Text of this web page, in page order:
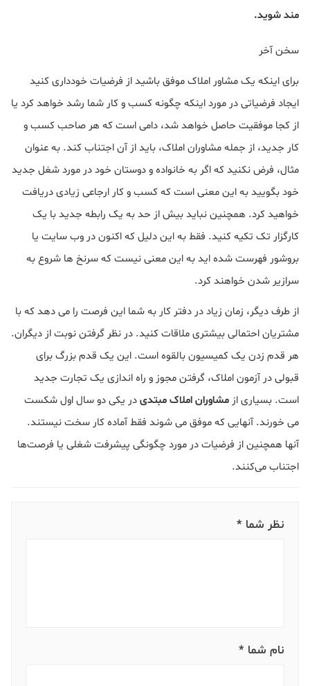
مند شوید.
سخن آخر
برای اینکه یک مشاور املاک موفق باشید از فرضیات خودداری کنید
ایجاد فرضیاتی در مورد اینکه چگونه کسب و کار شما رشد خواهد کرد یا
از کجا موفقیت حاصل خواهد شد، دامی است که هر صاحب کسب و
کار جدید، از جمله مشاوران املاک، باید از آن اجتناب کند. به عنوان
مثال، فرض نکنید که اگر به خانواده و دوستان خود در مورد شغل جدید
خود بگویید به این معنی است که کسب و کار ارجاعی زیادی دریافت
خواهید کرد. همچنین نباید بیش از حد به یک رابطه جدید با یک
کارگزار تک تکیه کنید. فقط به این دلیل که اکنون در وب سایت یا
بروشور فهرست شده اید به این معنی نیست که سرنخ ها شروع به
سرازیر شدن خواهند کرد.
از طرف دیگر، زمان زیاد در دفتر کار به شما این فرصت را می دهد که با
مشتریان احتمالی بیشتری ملاقات کنید. در نظر گرفتن نوبت از دیگران.
هر قدم زدن یک کمیسیون بالقوه است. این یک قدم بزرگ برای
قبولی در آزمون املاک، گرفتن مجوز و راه اندازی یک تجارت جدید
است. بسیاری ازمشاوران املاک مبتدیدر یکی دو سال اول شکست
می خورند. آنهایی که موفق می شوند فقط آماده کار سخت نیستند.
آنها همچنین از فرضیات در مورد چگونگی پیشرفت شغلی یا فرصت‌ها
اجتناب می‌کنند.
نظر شما *
نام شما *